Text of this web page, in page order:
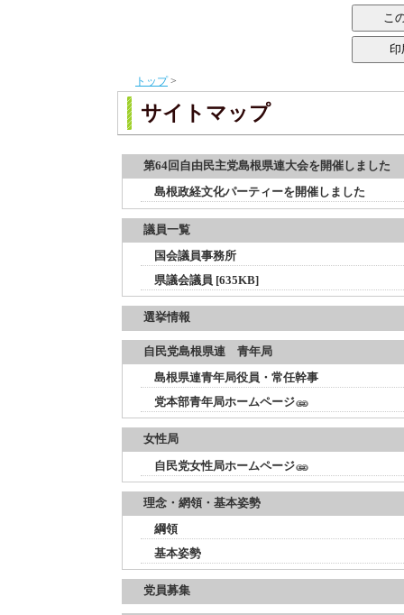
トップ>
サイトマップ
第64回自由民主党島根県連大会を開催しました
島根政経文化パーティーを開催しました
議員一覧
国会議員事務所
県議会議員 [635KB]
選挙情報
自民党島根県連 青年局
島根県連青年局役員・常任幹事
党本部青年局ホームページ
女性局
自民党女性局ホームページ
理念・網領・基本姿勢
綱領
基本姿勢
党員募集